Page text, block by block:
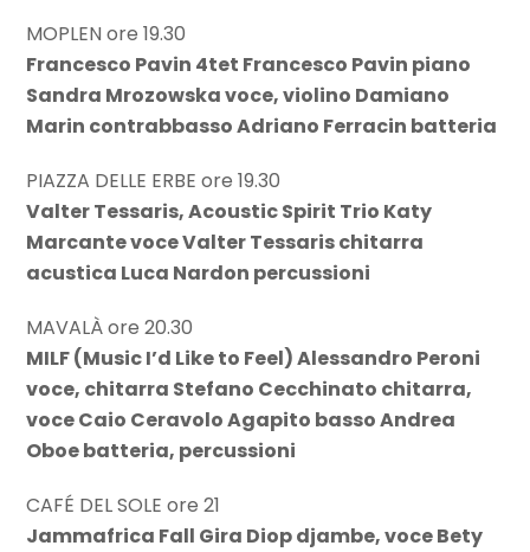
MOPLEN ore 19.30
Francesco Pavin 4tet Francesco Pavin piano
Sandra Mrozowska voce, violino Damiano
Marin contrabbasso Adriano Ferracin batteria
PIAZZA DELLE ERBE ore 19.30
Valter Tessaris, Acoustic Spirit Trio Katy
Marcante voce Valter Tessaris chitarra
acustica Luca Nardon percussioni
MAVALÀ ore 20.30
MILF (Music I’d Like to Feel) Alessandro Peroni
voce, chitarra Stefano Cecchinato chitarra,
voce Caio Ceravolo Agapito basso Andrea
Oboe batteria, percussioni
CAFÉ DEL SOLE ore 21
Jammafrica Fall Gira Diop djambe, voce Bety